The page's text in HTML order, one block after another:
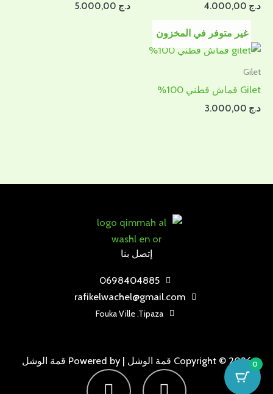
د.ج د.ج
غير متوفر في المخزون
Gilet
Gilet قماش قطني 100%
د.ج
إتصل بنا
0698404885
rafikelwachel@gmail.com
Fouka Ville .Tipaza
Copyright © 2026 قمة الوشل | Powered by قمة الوشل
I
F
0